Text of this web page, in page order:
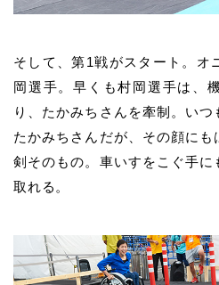
そして、第1戦がスタート。オ
岡選手。早くも村岡選手は、
り、たかみちさんを牽制。い
たかみちさんだが、その顔に
剣そのもの。車いすをこぐ手に
取れる。